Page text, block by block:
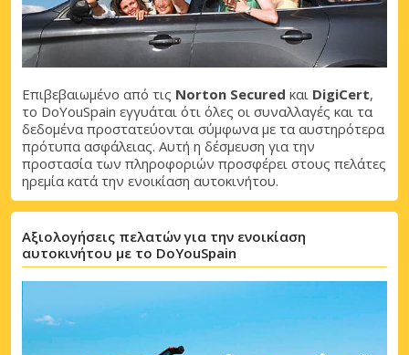
Επιβεβαιωμένο από τις Norton Secured και DigiCert,
το DoYouSpain εγγυάται ότι όλες οι συναλλαγές και τα
δεδομένα προστατεύονται σύμφωνα με τα αυστηρότερα
πρότυπα ασφάλειας. Αυτή η δέσμευση για την
προστασία των πληροφοριών προσφέρει στους πελάτες
ηρεμία κατά την ενοικίαση αυτοκινήτου.
Αξιολογήσεις πελατών για την ενοικίαση
αυτοκινήτου με το DoYouSpain